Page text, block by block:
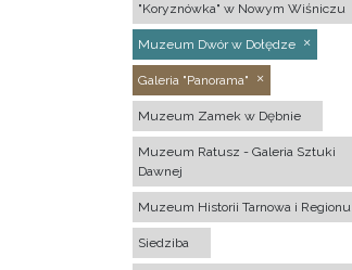
"Koryznówka" w Nowym Wiśniczu
Muzeum Dwór w Dołędze
Galeria "Panorama"
Muzeum Zamek w Dębnie
Muzeum Ratusz - Galeria Sztuki
Dawnej
Muzeum Historii Tarnowa i Regionu
Siedziba